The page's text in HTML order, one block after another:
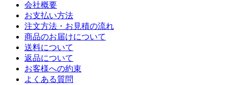
会社概要
お支払い方法
注文方法・お見積の流れ
商品のお届けについて
送料について
返品について
お客様への約束
よくある質問